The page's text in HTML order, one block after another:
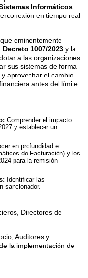
Informáticos
en tiempo real
eminentemente
Decreto 1007/2023 y la
a las organizaciones
sus sistemas de forma
aprovechar el cambio
antes del límite
Comprender el impacto
y establecer un
en profundidad el
de Facturación) y los
para la remisión
Identificar las
sancionador.
Directores de
Auditores y
la implementación de